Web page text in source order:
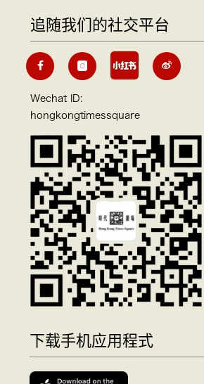
追随我们的社交平台
Wechat ID:
hongkongtimessquare
下载手机应用程式